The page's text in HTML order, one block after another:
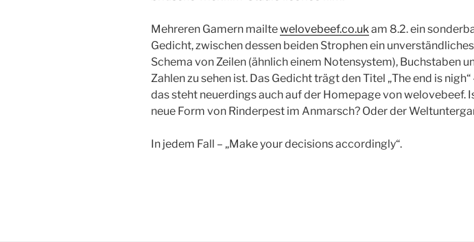
Mehreren Gamern mailtewelovebeef.co.uk am 8.2. ein
Gedicht, zwischen dessen beiden Strophen ein unverständliches
Schema von Zeilen (ähnlich einem Notensystem), Buchstaben
Zahlen zu sehen ist. Das Gedicht trägt den Titel „The end is nigh“
das steht neuerdings auch auf der Homepage von welovebeef.
neue Form von Rinderpest im Anmarsch? Oder der
In jedem Fall – „Make your decisions accordingly“.